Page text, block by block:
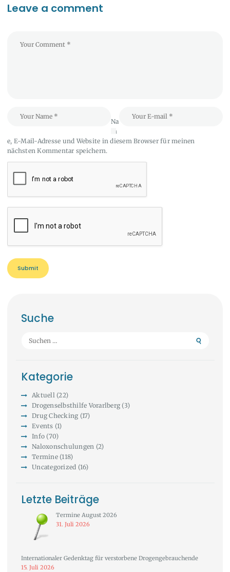
Leave a comment
Na
m
e, E-Mail-Adresse und Website in diesem Browser für meinen
nächsten Kommentar speichern.
Suche
Suchen
Kategorie
Aktuell (22)
Drogenselbsthilfe Vorarlberg (3)
Drug Checking (17)
Events (1)
Info (70)
Naloxonschulungen (2)
Termine(118)
Uncategorized (16)
Letzte Beiträge
Termine August 2026
31. Juli 2026
Internationaler Gedenktag für verstorbene Drogengebrauchende
15. Juli 2026